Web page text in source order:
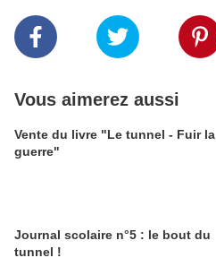
Vous aimerez aussi
Vente du livre "Le tunnel - Fuir la
guerre"
Journal scolaire n°5 : le bout du
tunnel !